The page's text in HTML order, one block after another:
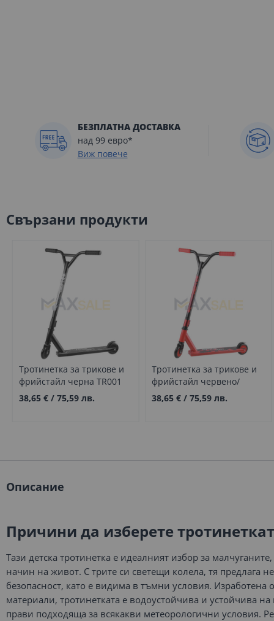
БЕЗПЛАТНА ДОСТАВКА
над 99 евро*
Виж повече
Свързани продукти
Тротинетка за трикове и
фрийстайл черна TR001
38,65 €/ 75,59 лв.
Тротинетка за трикове и
фрийстайл червено/
черно с принт TR002
38,65 € /75,59 лв.
Описание
Причини да изберете
Тази детска тротинетка е идеалният избор за
начин на живот. С трите си светещи колела, тя предлага
безопасност, като е видима в тъмни условия. Изработена
материали, тротинетката е водоустойчива и устойчива на
прави подходяща за всякакви метеорологични условия.